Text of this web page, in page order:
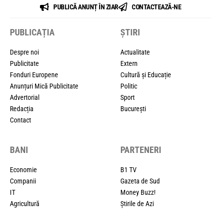
PUBLICĂ ANUNȚ ÎN ZIAR
CONTACTEAZĂ-NE
PUBLICAȚIA
Despre noi
Publicitate
Fonduri Europene
Anunțuri Mică Publicitate
Advertorial
Redacția
Contact
ȘTIRI
Actualitate
Extern
Cultură și Educație
Politic
Sport
București
BANI
Economie
Companii
IT
Agricultură
PARTENERI
B1 TV
Gazeta de Sud
Money Buzz!
Știrile de Azi